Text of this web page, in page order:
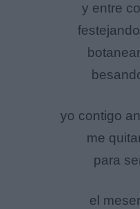
y entre
yo contigo
me
para
el